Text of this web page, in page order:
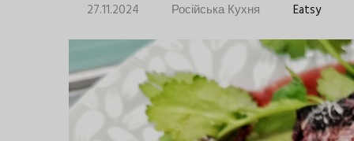
27.11.2024 Російська Кухня Eatsy